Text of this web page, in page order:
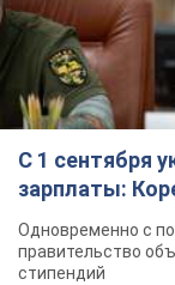
С 1 сентября
зарплаты:
Одновременно с
правительство
стипендий